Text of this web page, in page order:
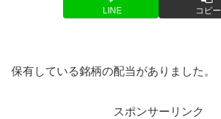
LINE コピー
保有している銘柄の配当がありました。
スポンサーリンク